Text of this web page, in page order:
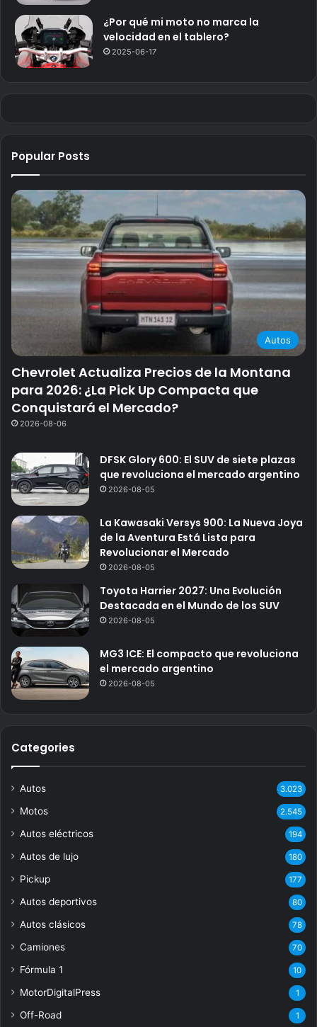
¿Por qué mi moto no marca la
velocidad en el tablero?
2025-06-17
Popular Posts
Autos
Chevrolet Actualiza Precios de la Montana
para 2026: ¿La Pick Up Compacta que
Conquistará el Mercado?
2026-08-06
DFSK Glory 600: El SUV de siete plazas
que revoluciona el mercado argentino
2026-08-05
La Kawasaki Versys 900: La Nueva Joya
de la Aventura Está Lista para
Revolucionar el Mercado
2026-08-05
Toyota Harrier 2027: Una Evolución
Destacada en el Mundo de los SUV
2026-08-05
MG3 ICE: El compacto que revoluciona
el mercado argentino
2026-08-05
Categories
Autos 3.023
Motos 2.545
Autos eléctricos 194
Autos de lujo 180
Pickup 177
Autos deportivos 80
Autos clásicos 78
Camiones 70
Fórmula 1 10
MotorDigitalPress 1
Off-Road 1